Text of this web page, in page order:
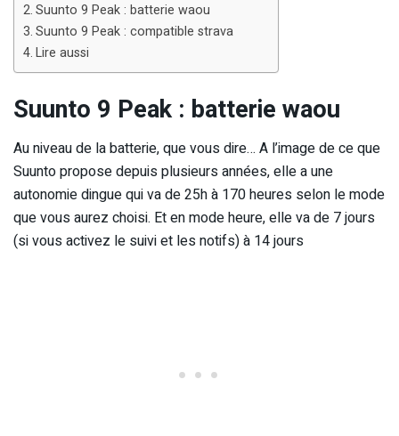
Suunto 9 Peak : batterie waou
Suunto 9 Peak : compatible strava
Lire aussi
Suunto 9 Peak : batterie waou
Au niveau de la batterie, que vous dire… A l’image de ce que
Suunto propose depuis plusieurs années, elle a une
autonomie dingue qui va de 25h à 170 heures selon le mode
que vous aurez choisi. Et en mode heure, elle va de 7 jours
(si vous activez le suivi et les notifs) à 14 jours